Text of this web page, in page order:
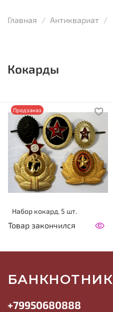
Главная Антиквариат
Кокарды
Предзаказ
Набор кокард. 5 шт.
Товар закончился
+79950680888
БАНКНОТНИК